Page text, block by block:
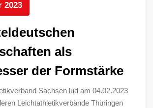
2023
als
der Formstärke
Sachsen lud am 04.02.2023
Leichtathletikverbände Thüringen